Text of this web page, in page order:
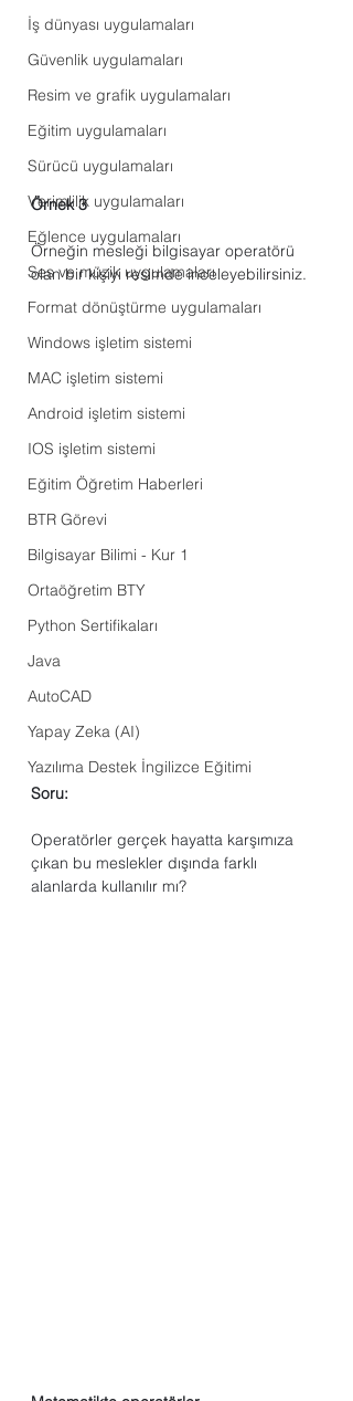
İş dünyası uygulamaları
Güvenlik uygulamaları
Resim ve grafik uygulamaları
Eğitim uygulamaları
Sürücü uygulamaları
Verimlilik uygulamaları
Eğlence uygulamaları
Ses ve müzik uygulamaları
Format dönüştürme uygulamaları
Windows işletim sistemi
MAC işletim sistemi
Android işletim sistemi
IOS işletim sistemi
Eğitim Öğretim Haberleri
BTR Görevi
Bilgisayar Bilimi - Kur 1
Ortaöğretim BTY
Python Sertifikaları
Java
AutoCAD
Yapay Zeka (AI)
Yazılıma Destek İngilizce Eğitimi
Örnek 3
Örneğin mesleği bilgisayar operatörü
olan bir kişiyi resimde inceleyebilirsiniz.
Soru:
Operatörler gerçek hayatta karşımıza
çıkan bu meslekler dışında farklı
alanlarda kullanılır mı?